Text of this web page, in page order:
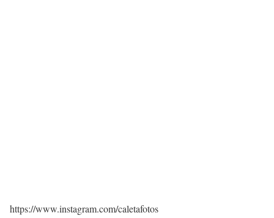
https://www.instagram.com/caletafotos